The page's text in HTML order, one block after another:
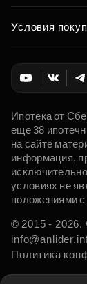
Условия
Ипотека от
еще 38
на сайте
информация,
условиях не
положениями
© 2015 - 2026.
Политика